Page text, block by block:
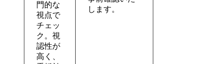
門的な
視点で
チェッ
ク。視
認性が
高く、
します。